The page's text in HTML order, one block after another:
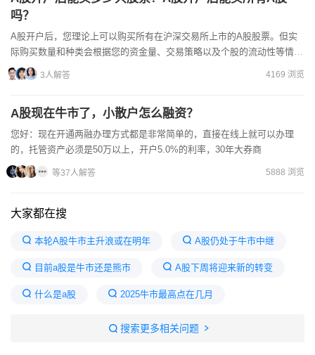
吗？
A股开户后，您理论上可以购买所有在沪深交易所上市的A股股票。但实
际购买数量和种类会根据您的资金量、交易策略以及个股的流动性等情况
而有所不同。若您有具体的需求或者想要了解更详细的交易指引...
3人解答 4169 浏览
A股现在牛市了，小散户怎么融资？
您好：现在开通两融办理方式都是非常简单的，直接在线上就可以办理
的，托管资产必须是50万以上，开户5.0%的利率，30年大券商
等37人解答 5888 浏览
大家都在搜
本轮A股牛市主升浪或在明年 A股仍处于牛市中继
目前a股是牛市还是熊市 A股下周将迎来新的转变
什么是a股 2025牛市最高点在几月
下周一特大牛市可能爆发
搜索更多相关问题